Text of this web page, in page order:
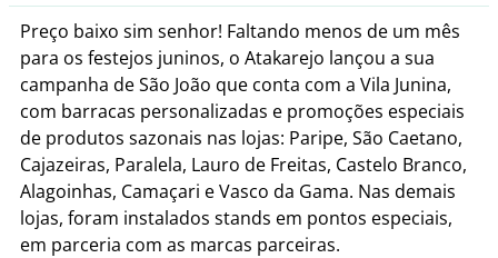
Preço baixo sim senhor! Faltando menos de um mês
para os festejos juninos, o Atakarejo lançou a sua
campanha de São João que conta com a Vila Junina,
com barracas personalizadas e promoções especiais
de produtos sazonais nas lojas: Paripe, São Caetano,
Cajazeiras, Paralela, Lauro de Freitas, Castelo Branco,
Alagoinhas, Camaçari e Vasco da Gama. Nas demais
lojas, foram instalados stands em pontos especiais,
em parceria com as marcas parceiras.